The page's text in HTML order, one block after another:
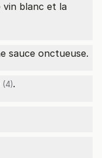
vin blanc et la
sauce onctueuse.
(4).